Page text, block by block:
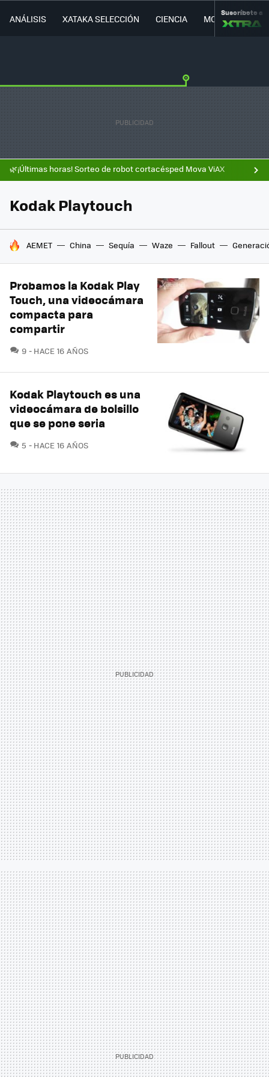
ANÁLISIS XATAKA SELECCIÓN CIENCIA MOVILIDAD
Suscríbete a
🌿¡Últimas horas! Sorteo de robot cortacésped Mova ViAX
Kodak Playtouch
HOY SE HABLA DE
AEMET China Sequía Waze Fallout
Probamos la Kodak Play
Touch, una videocámara
compacta para
compartir
9 COMENTARIOS
HACE 16 AÑOS
Kodak Playtouch es una
videocámara de bolsillo
que se pone seria
5 COMENTARIOS
HACE 16 AÑOS